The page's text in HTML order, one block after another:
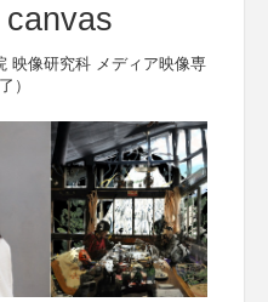
映像研究科 メディア映像専
）